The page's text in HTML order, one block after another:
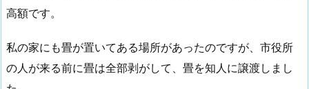
高額です。
私の家にも畳が置いてある場所があったのですが、市役所
の人が来る前に畳は全部剥がして、畳を知人に譲渡しまし